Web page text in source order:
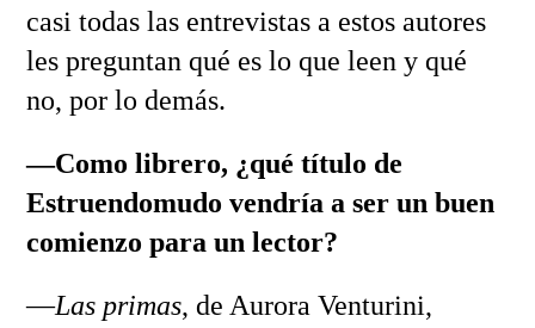
casi todas las entrevistas a estos autores
les preguntan qué es lo que leen y qué
no, por lo demás.
—Como librero, ¿qué título de
Estruendomudo vendría a ser un buen
comienzo para un lector?
—Las primas, de Aurora Venturini,